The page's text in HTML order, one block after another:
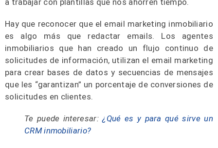
a trabajar con plantillas que nos ahorren tiempo.
Hay que reconocer que el email marketing inmobiliario
es algo más que redactar emails. Los agentes
inmobiliarios que han creado un flujo continuo de
solicitudes de información, utilizan el email marketing
para crear bases de datos y secuencias de mensajes
que les “garantizan” un porcentaje de conversiones de
solicitudes en clientes.
Te puede interesar:¿Qué es y para qué sirve un
CRM inmobiliario?